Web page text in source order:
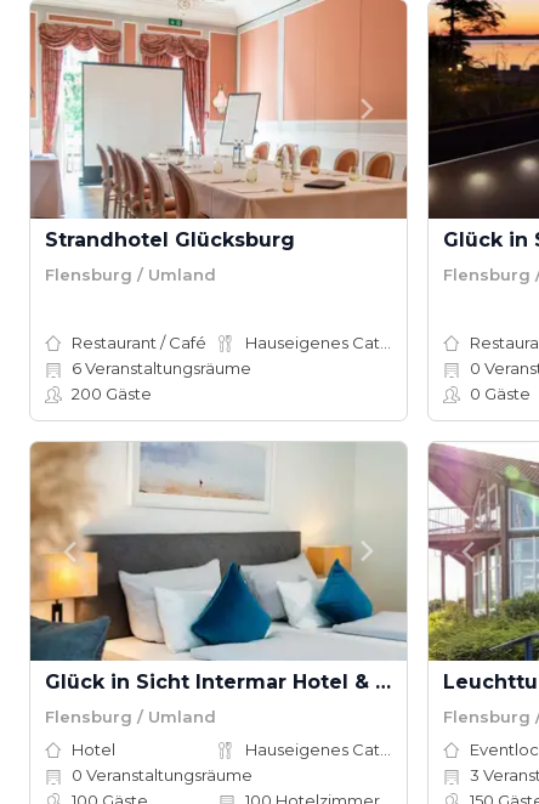
Strandhotel Glücksburg
Flensburg / Umland
Restaurant / Café
6Veranstaltungsräume
200 Gäste
Flensburg
0
0 Gäste
Glück in Sicht Intermar Hotel & Apartment
Flensburg / Umland
Hotel
0 Veranstaltungsräume
Flensburg
3